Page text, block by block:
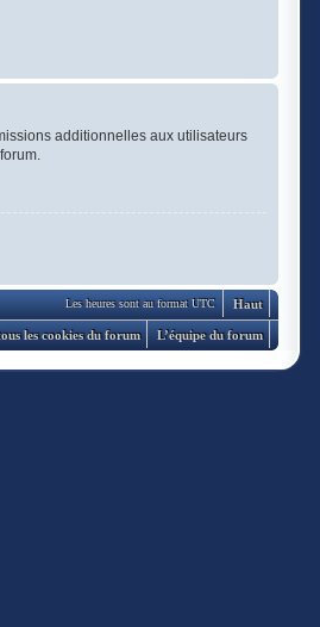
additionnelles aux utilisateurs
Haut
Les heures sont au format UTC
L’équipe du forum
les cookies du forum